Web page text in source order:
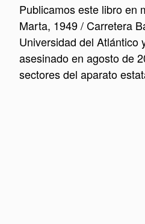
Publicamos este libro en
Marta, 1949 / Carretera
Universidad del Atlántico
asesinado en agosto de
sectores del aparato